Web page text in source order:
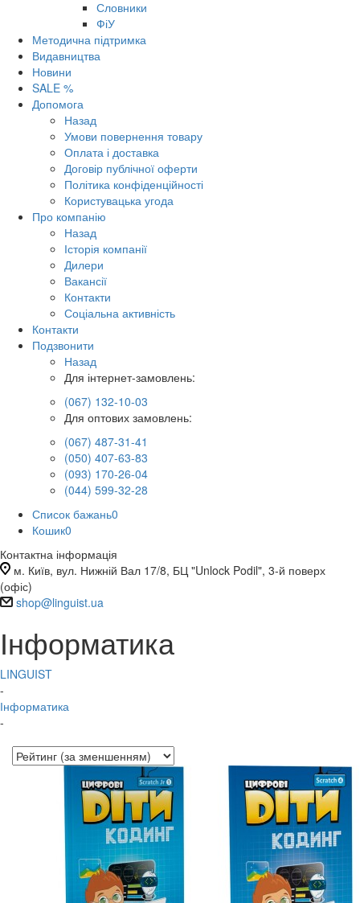
Словники
ФіУ
Методична підтримка
Видавництва
Новини
SALE %
Допомога
Назад
Умови повернення товару
Оплата і доставка
Договір публічної оферти
Політика конфіденційності
Користувацька угода
Про компанію
Назад
Історія компанії
Дилери
Вакансії
Контакти
Соціальна активність
Контакти
Подзвонити
Назад
Для інтернет-замовлень:
(067) 132-10-03
Для оптових замовлень:
(067) 487-31-41
(050) 407-63-83
(093) 170-26-04
(044) 599-32-28
Список бажань0
Кошик0
Контактна інформація
м. Київ, вул. Нижній Вал 17/8, БЦ "Unlock Podil", 3-й поверх
(офіс)
shop@linguist.ua
Інформатика
LINGUIST
-
Інформатика
-
Пошук
Біос, Д.